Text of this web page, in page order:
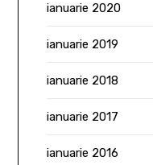
ianuarie 2020
ianuarie 2019
ianuarie 2018
ianuarie 2017
ianuarie 2016